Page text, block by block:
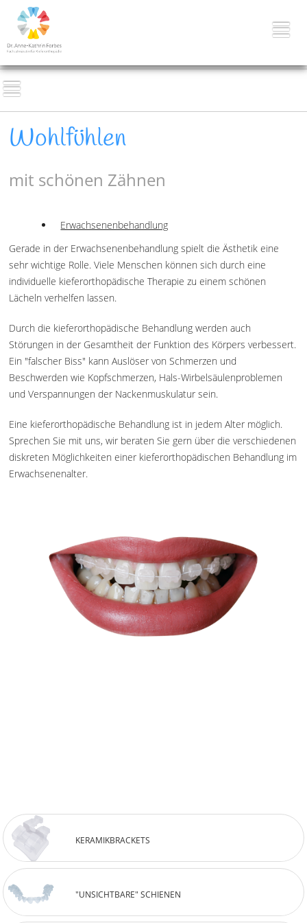
Wohlfühlen
mit schönen Zähnen
Erwachsenenbehandlung
Gerade in der Erwachsenenbehandlung spielt die Ästhetik eine
sehr wichtige Rolle. Viele Menschen können sich durch eine
individuelle kieferorthopädische Therapie zu einem schönen
Lächeln verhelfen lassen.
Durch die kieferorthopädische Behandlung werden auch
Störungen in der Gesamtheit der Funktion des Körpers verbessert.
Ein "falscher Biss" kann Auslöser von Schmerzen und
Beschwerden wie Kopfschmerzen, Hals-Wirbelsäulenproblemen
und Verspannungen der Nackenmuskulatur sein.
Eine kieferorthopädische Behandlung ist in jedem Alter möglich.
Sprechen Sie mit uns, wir beraten Sie gern über die verschiedenen
diskreten Möglichkeiten einer kieferorthopädischen Behandlung im
Erwachsenenalter.
KERAMIKBRACKETS
"UNSICHTBARE" SCHIENEN